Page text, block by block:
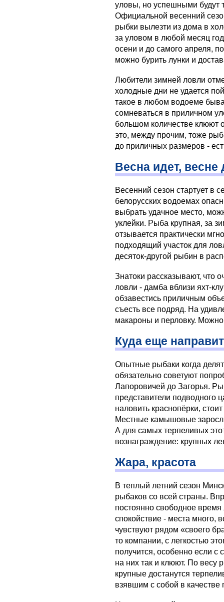
уловы, но успешными будут
Официальной весенний
рыбки вылезти из дома в
за уловом в любой месяц
осени и до самого апреля,
можно бурить лунки и
Любители зимней ловли
холодные дни не удается
такое в любом водоеме
сомневаться в приличном
большом количестве клюют
это, между прочим, тоже
до приличных размеров -
Весна идет, весне
Весенний сезон стартует в
белорусских водоемах
выбрать удачное место,
уклейки. Рыба крупная, за
отзывается практически
подходящий участок для
десяток-другой рыбин в
Знатоки рассказывают, что
ловли - дамба вблизи яхт-
обзавестись приличным
съесть все подряд. На
макароны и перловку.
Куда еще
Опытные рыбаки когда
обязательно советуют
Лапоровичей до Загорья.
представители подводного
наловить краснопёрки,
Местные камышовые
А для самых терпеливых
вознаграждение: крупных
Жара, красота
В теплый летний сезон
рыбаков со всей страны.
постоянно свободное
спокойствие - места много,
чувствуют рядом «своего
то компании, с легкостью
получится, особенно если
на них так и клюют. По весу
крупные достанутся
взявшим с собой в качестве